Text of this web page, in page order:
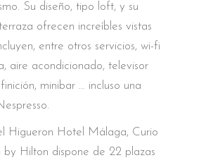
Su diseño, tipo loft, y su
ofrecen increíbles vistas
entre otros servicios, wi-fi
aire acondicionado, televisor
minibar … incluso una
Higueron Hotel Málaga, Curio
by Hilton dispone de 22 plazas